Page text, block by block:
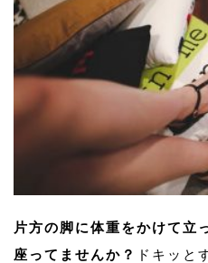
片方の脚に体重をかけて立
座ってませんか？ ドキッと